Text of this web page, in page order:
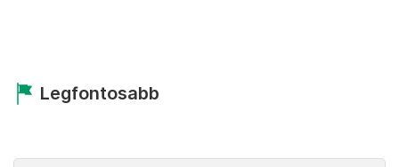
Legfontosabb